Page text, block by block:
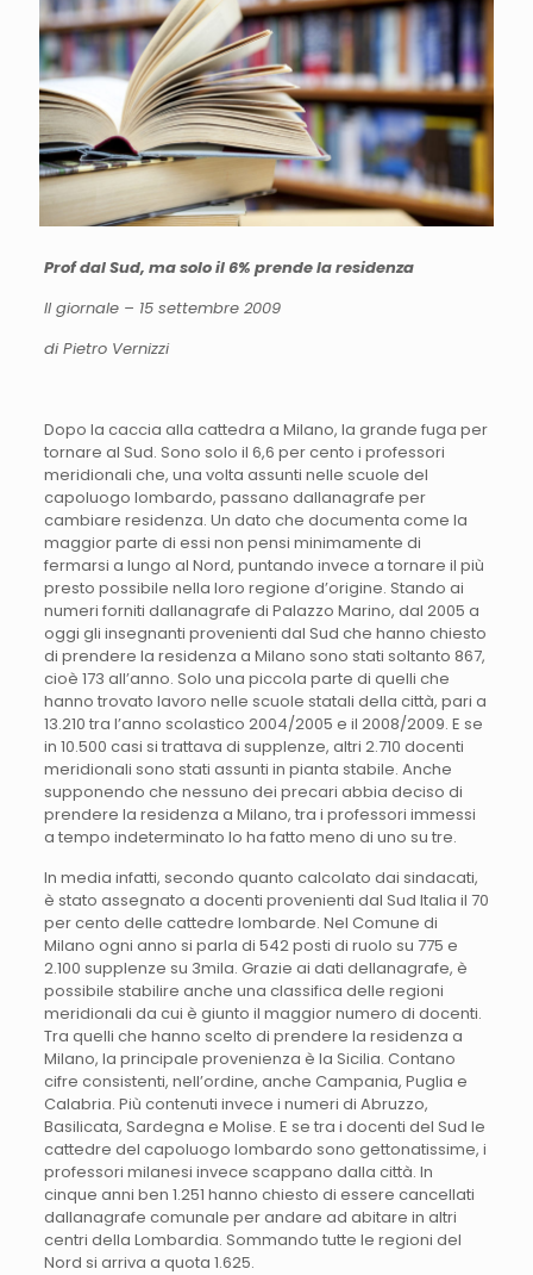
Prof dal Sud, ma solo il 6% prende la residenza
Il giornale – 15 settembre 2009
di Pietro Vernizzi
Dopo la caccia alla cattedra a Milano, la grande fuga per
tornare al Sud. Sono solo il 6,6 per cento i professori
meridionali che, una volta assunti nelle scuole del
capoluogo lombardo, passano dallanagrafe per
cambiare residenza. Un dato che documenta come la
maggior parte di essi non pensi minimamente di
fermarsi a lungo al Nord, puntando invece a tornare il più
presto possibile nella loro regione d’origine. Stando ai
numeri forniti dallanagrafe di Palazzo Marino, dal 2005 a
oggi gli insegnanti provenienti dal Sud che hanno chiesto
di prendere la residenza a Milano sono stati soltanto 867,
cioè 173 all’anno. Solo una piccola parte di quelli che
hanno trovato lavoro nelle scuole statali della città, pari a
13.210 tra l’anno scolastico 2004/2005 e il 2008/2009. E se
in 10.500 casi si trattava di supplenze, altri 2.710 docenti
meridionali sono stati assunti in pianta stabile. Anche
supponendo che nessuno dei precari abbia deciso di
prendere la residenza a Milano, tra i professori immessi
a tempo indeterminato lo ha fatto meno di uno su tre.
In media infatti, secondo quanto calcolato dai sindacati,
è stato assegnato a docenti provenienti dal Sud Italia il 70
per cento delle cattedre lombarde. Nel Comune di
Milano ogni anno si parla di 542 posti di ruolo su 775 e
2.100 supplenze su 3mila. Grazie ai dati dellanagrafe, è
possibile stabilire anche una classifica delle regioni
meridionali da cui è giunto il maggior numero di docenti.
Tra quelli che hanno scelto di prendere la residenza a
Milano, la principale provenienza è la Sicilia. Contano
cifre consistenti, nell’ordine, anche Campania, Puglia e
Calabria. Più contenuti invece i numeri di Abruzzo,
Basilicata, Sardegna e Molise. E se tra i docenti del Sud le
cattedre del capoluogo lombardo sono gettonatissime, i
professori milanesi invece scappano dalla città. In
cinque anni ben 1.251 hanno chiesto di essere cancellati
dallanagrafe comunale per andare ad abitare in altri
centri della Lombardia. Sommando tutte le regioni del
Nord si arriva a quota 1.625.